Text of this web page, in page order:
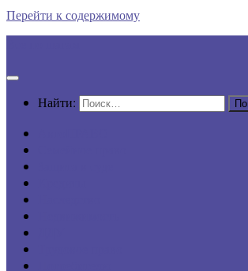
Перейти к содержимому
Найти: